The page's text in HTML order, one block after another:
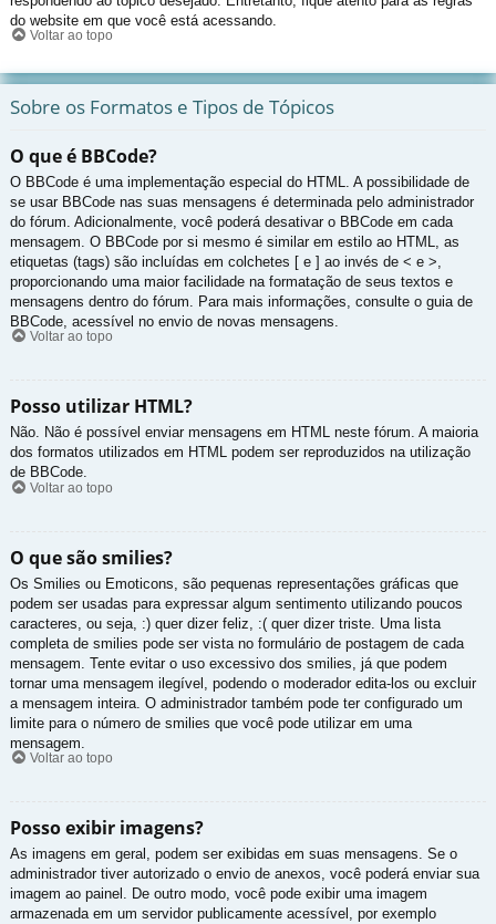
do website em que você está acessando.
Voltar ao topo
Sobre os Formatos e Tipos de Tópicos
O que é BBCode?
O BBCode é uma implementação especial do HTML. A possibilidade de
se usar BBCode nas suas mensagens é determinada pelo administrador
do fórum. Adicionalmente, você poderá desativar o BBCode em cada
mensagem. O BBCode por si mesmo é similar em estilo ao HTML, as
etiquetas (tags) são incluídas em colchetes [ e ] ao invés de < e >,
proporcionando uma maior facilidade na formatação de seus textos e
mensagens dentro do fórum. Para mais informações, consulte o guia de
BBCode, acessível no envio de novas mensagens.
Voltar ao topo
Posso utilizar HTML?
Não. Não é possível enviar mensagens em HTML neste fórum. A maioria
dos formatos utilizados em HTML podem ser reproduzidos na utilização
de BBCode.
Voltar ao topo
O que são smilies?
Os Smilies ou Emoticons, são pequenas representações gráficas que
podem ser usadas para expressar algum sentimento utilizando poucos
caracteres, ou seja, :) quer dizer feliz, :( quer dizer triste. Uma lista
completa de smilies pode ser vista no formulário de postagem de cada
mensagem. Tente evitar o uso excessivo dos smilies, já que podem
tornar uma mensagem ilegível, podendo o moderador edita-los ou excluir
a mensagem inteira. O administrador também pode ter configurado um
limite para o número de smilies que você pode utilizar em uma
mensagem.
Voltar ao topo
Posso exibir imagens?
As imagens em geral, podem ser exibidas em suas mensagens. Se o
administrador tiver autorizado o envio de anexos, você poderá enviar sua
imagem ao painel. De outro modo, você pode exibir uma imagem
armazenada em um servidor publicamente acessível, por exemplo